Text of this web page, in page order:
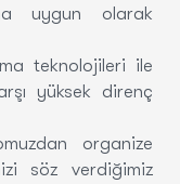
uygun olarak
teknolojileri ile
yüksek direnç
organize
söz verdiğimiz